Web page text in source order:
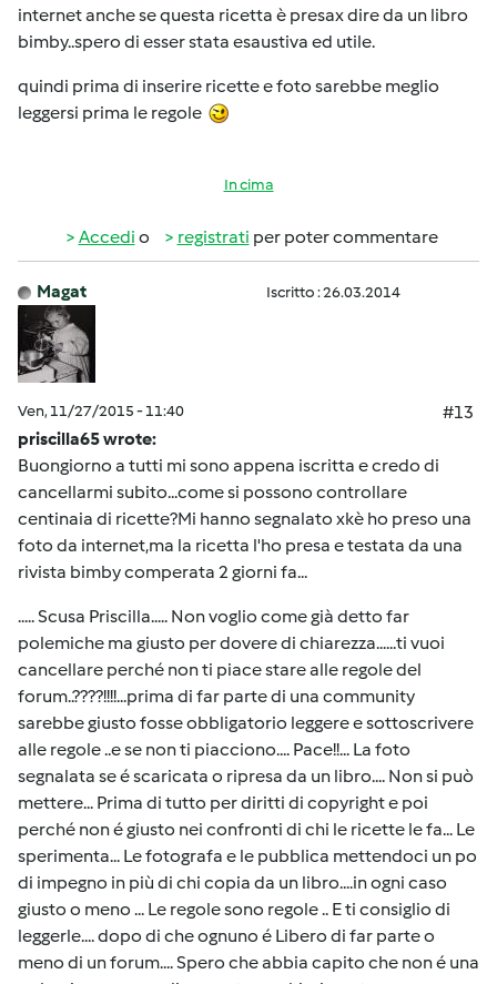
internet anche se questa ricetta è presax dire da un libro
bimby..spero di esser stata esaustiva ed utile.
quindi prima di inserire ricette e foto sarebbe meglio
leggersi prima le regole
In cima
Accedi o registrati per poter commentare
Magat Iscritto : 26.03.2014
Ven, 11/27/2015 - 11:40
#13
priscilla65 wrote:
Buongiorno a tutti mi sono appena iscritta e credo di
cancellarmi subito...come si possono controllare
centinaia di ricette?Mi hanno segnalato xkè ho preso una
foto da internet,ma la ricetta l'ho presa e testata da una
rivista bimby comperata 2 giorni fa...
..... Scusa Priscilla..... Non voglio come già detto far
polemiche ma giusto per dovere di chiarezza......ti vuoi
cancellare perché non ti piace stare alle regole del
forum..????!!!!...prima di far parte di una community
sarebbe giusto fosse obbligatorio leggere e sottoscrivere
alle regole ..e se non ti piacciono.... Pace!!... La foto
segnalata se é scaricata o ripresa da un libro.... Non si può
mettere... Prima di tutto per diritti di copyright e poi
perché non é giusto nei confronti di chi le ricette le fa... Le
sperimenta... Le fotografa e le pubblica mettendoci un po
di impegno in più di chi copia da un libro....in ogni caso
giusto o meno ... Le regole sono regole .. E ti consiglio di
leggerle.... dopo di che ognuno é Libero di far parte o
meno di un forum.... Spero che abbia capito che non é una